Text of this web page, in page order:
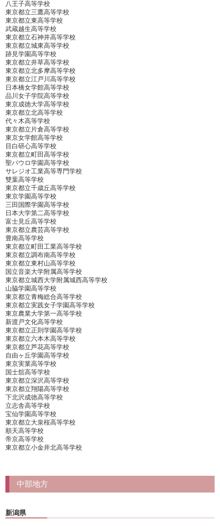
八王子高等学校
東京都立三鷹高等学校
東京都立東高等学校
武蔵越生高等学校
東京都立石神井高等学校
東京都立城東高等学校
跡見学園高等学校
東京都立井草高等学校
東京都立北多摩高等学校
東京都立江戸川高等学校
日本橋女学館高等学校
品川女子学院高等学校
東京成徳大学高等学校
東京都立北高等学校
代々木高等学校
東京都立片倉高等学校
東京女学館高等学校
目白研心高等学校
東京都立町田高等学校
聖パウロ学園高等学校
サレジオ工業高等専門学校
雙葉高等学校
東京都立千歳丘高等学校
東京学園高等学校
三田国際学園高等学校
日本大学第二高等学校
富士見丘高等学校
東京都立農芸高等学校
豊南高等学校
東京都立町田工業高等学校
東京都立調布南高等学校
東京都立東村山高等学校
国立音楽大学附属高等学校
東京都立城西大学附属城西高等学校
山脇学園高等学校
東京都立青梅総合高等学校
東京都立実践女子学園高等学校
東京農業大学第一高等学校
新渡戸文化高等学校
東京都立正則学園高等学校
東京都立六本木高等学校
東京都立芦花高等学校
自由ヶ丘学園高等学校
東京実業高等学校
国士舘高等学校
東京都立深沢高等学校
東京都立翔陽高等学校
下北沢成徳高等学校
立志舎高等学校
宝仙学園高等学校
東京都立大泉桜高等学校
順天高等学校
帝京高等学校
東京都立小金井北高等学校
中部地方
新潟県